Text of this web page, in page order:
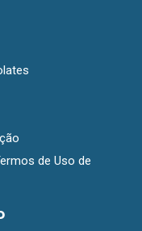
de Uso de